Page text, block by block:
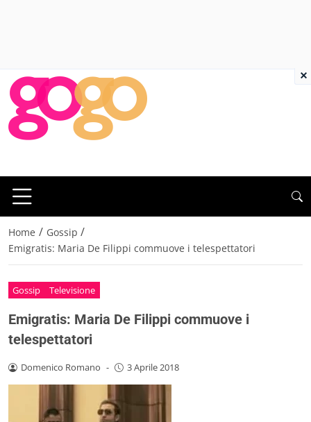
Home / Gossip /
Emigratis: Maria De Filippi commuove i telespettatori
Gossip Televisione
Emigratis: Maria De Filippi commuove i
telespettatori
Domenico Romano - 3 Aprile 2018
×